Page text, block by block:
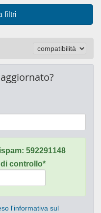
filtri
592291148
controllo*
l'informativa sul